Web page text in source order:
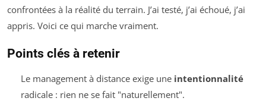
confrontées à la réalité du terrain. J’ai testé, j’ai échoué, j’ai
appris. Voici ce qui marche vraiment.
Points clés à retenir
Le management à distance exige une intentionnalité
radicale : rien ne se fait "naturellement".